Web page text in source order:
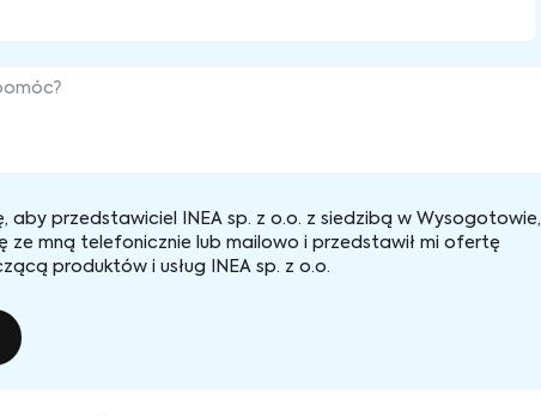
aby przedstawiciel INEA sp. z o.o. z siedzibą w Wysogotowie,
ze mną telefonicznie lub mailowo i przedstawił mi ofertę
produktów i usług INEA sp. z o.o.